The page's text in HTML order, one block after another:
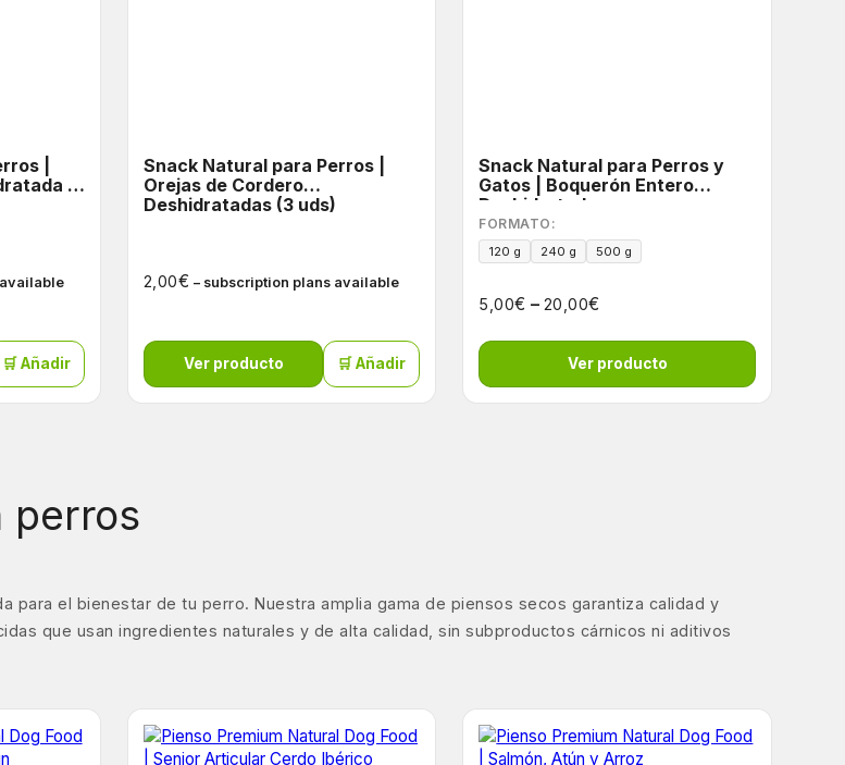
|
(1
🛒 Añadir
Snack Natural para Perros |
Orejas de Cordero
Deshidratadas (3 uds)
2,00€ – subscription plans available
Ver producto 🛒 Añadir
Snack Natural para Perros y
Gatos | Boquerón Entero
Deshidratado
FORMATO:
120 g 240 g 500 g
5,00€ – 20,00€
Ver producto
perros
para el bienestar de tu perro. Nuestra amplia gama de piensos secos garantiza calidad y
que usan ingredientes naturales y de alta calidad, sin subproductos cárnicos ni aditivos